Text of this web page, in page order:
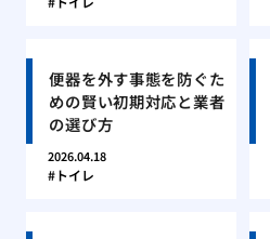
便器を外す事態を防ぐた
めの賢い初期対応と業者
の選び方
2026.04.18
トイレ